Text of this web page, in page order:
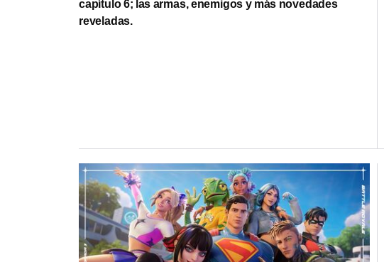
capítulo 6; las armas, enemigos y más novedades
reveladas.